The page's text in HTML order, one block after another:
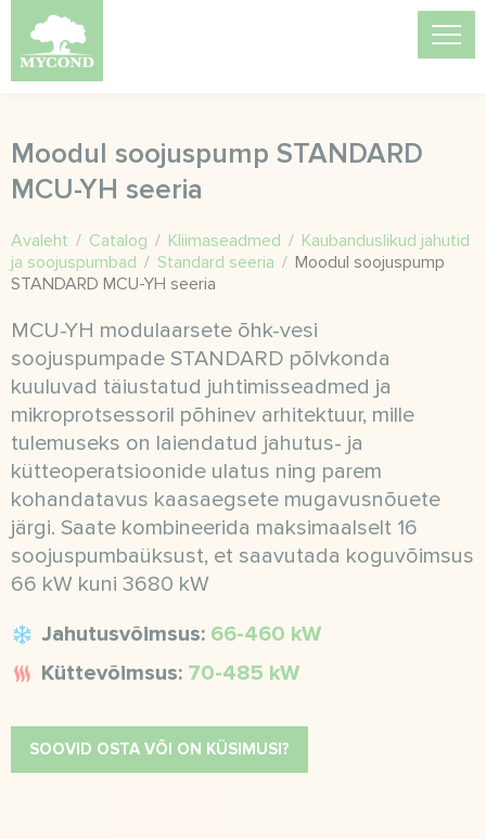
Moodul soojuspump STANDARD
MCU-YH seeria
Avaleht / Catalog / Kliimaseadmed / Kaubanduslikud jahutid
ja soojuspumbad / Standard seeria / Moodul soojuspump
STANDARD MCU-YH seeria
MCU-YH modulaarsete õhk-vesi
soojuspumpade STANDARD põlvkonda
kuuluvad täiustatud juhtimisseadmed ja
mikroprotsessoril põhinev arhitektuur, mille
tulemuseks on laiendatud jahutus- ja
kütteoperatsioonide ulatus ning parem
kohandatavus kaasaegsete mugavusnõuete
järgi. Saate kombineerida maksimaalselt 16
soojuspumbaüksust, et saavutada koguvõimsus
66 kW kuni 3680 kW
Jahutusvõimsus: 66-460 kW
Küttevõimsus: 70-485 kW
SOOVID OSTA VÕI ON KÜSIMUSI?